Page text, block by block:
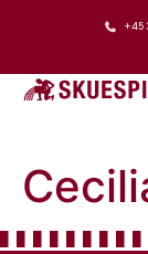
+45